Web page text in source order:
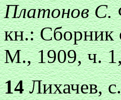
Платонов
кн.: Сборник
М., 1909, ч.
14Лихачев,